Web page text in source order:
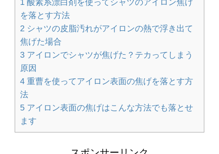
材の違いを比較
ハンドメイドのオーダーメイド販売の
大学の勉強は意味ないと悩んでいる人
1 酸素系漂白剤を使ってシャツのアイロン焦げ
を落とす方法
2 シャツの皮脂汚れがアイロンの熱で浮き出て
焦げた場合
3 アイロンでシャツが焦げた？テカってしまう
原因
4 重曹を使ってアイロン表面の焦げを落とす方
法
5 アイロン表面の焦げはこんな方法でも落とせ
ます